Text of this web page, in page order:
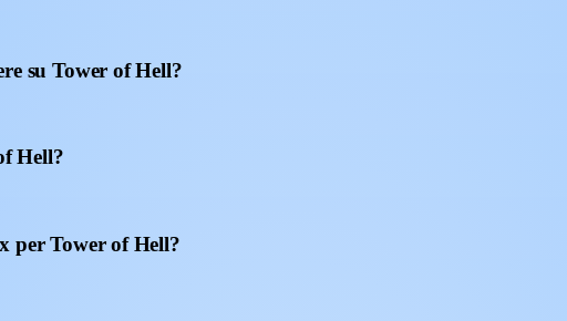
su Tower of Hell?
Hell?
per Tower of Hell?